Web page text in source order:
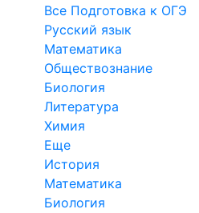
Все Подготовка к ОГЭ
Русский язык
Математика
Обществознание
Биология
Литература
Химия
Еще
История
Математика
Биология